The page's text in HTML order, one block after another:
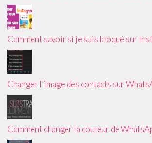
Comment savoir si je suis bloqué sur
Changer l’image des contacts sur
Comment changer la couleur de